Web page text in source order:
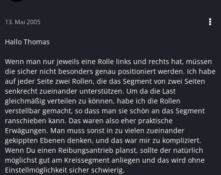
13. Mai 2005
Hallo Thomas
Wenn man nur jeweils eine Rolle links und rechts hat, müssen
die sicher nicht besonders genau positioniert werden. Ich habe
auf jeder Seite zwei Rollen, die das Segment von zwei Seiten
senkrecht zueinander unterstützen. Um da die Last
gleichmäßig verteilen zu können, habe ich die Rollen
verstellbar gemacht, so dass man sie schön an das Segment
ranschieben kann. Das waren also eher praktische
Erwägungen. Man muss sonst in zu vielen zueinander
gekippten Ebenen denken, und das war mir zu kompliziert.
Wenn Du einen Reibungsantrieb planst, sollte der natürlich
möglichst gut am Kreissegment anliegen und das wird ohne
Einstellmöglichkeit sicher schwierig.